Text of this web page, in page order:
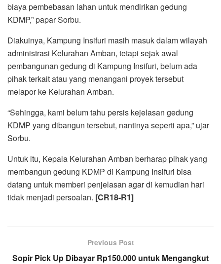
biaya pembebasan lahan untuk mendirikan gedung
KDMP,” papar Sorbu.
Diakuinya, Kampung Insifuri masih masuk dalam wilayah
administrasi Kelurahan Amban, tetapi sejak awal
pembangunan gedung di Kampung Insifuri, belum ada
pihak terkait atau yang menangani proyek tersebut
melapor ke Kelurahan Amban.
“Sehingga, kami belum tahu persis kejelasan gedung
KDMP yang dibangun tersebut, nantinya seperti apa,” ujar
Sorbu.
Untuk itu, Kepala Kelurahan Amban berharap pihak yang
membangun gedung KDMP di Kampung Insifuri bisa
datang untuk memberi penjelasan agar di kemudian hari
tidak menjadi persoalan. [CR18-R1]
Previous Post
Sopir Pick Up Dibayar Rp150.000 untuk Mengangkut